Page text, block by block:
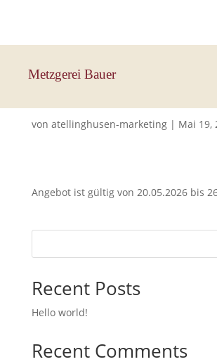
Metzgerei Bauer
von atellinghusen-marketing| Mai 19,
Angebot ist gültig von 20.05.2026 bis
Recent Posts
Hello world!
Recent Comments